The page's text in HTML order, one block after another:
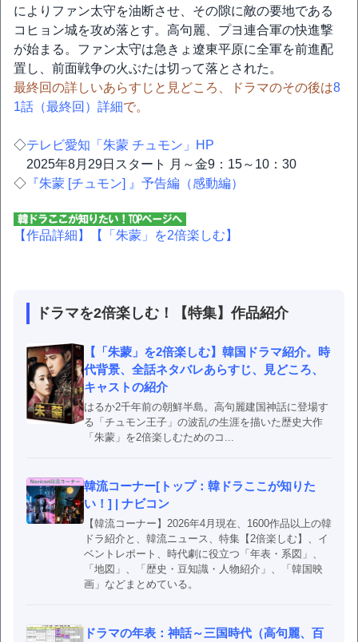
によりファン太守を油断させ、その隙に敵の要地である
コヒョン城を攻め落とす。高句麗、プヨ連合軍の快進撃
が始まる。ファン太守は急きょ遼東平原に全軍を前進配
置し、前面戦争の火ぶたは切って落とされた。
最終回の詳しいあらすじと見どころ、ドラマのその後は8
1話（最終回）詳細で。
◇テレビ愛知「朱蒙 チュモン」HP
2025年8月29日スタート 月～金9：15～10：30
◇ 『朱蒙 [チュモン] 』予告編（感動編）
【作品詳細】 【「朱蒙」を2倍楽しむ】
ドラマを2倍楽しむ！【特集】作品紹介
【「朱蒙」を2倍楽しむ】韓国ドラマ紹介。時
代背景、全話ネタバレあらすじ、見どころ、
キャストの紹介
はるか2千年前の朝鮮半島。高句麗建国神話に登場す
る「チュモン王子」の波乱の生涯を描いた歴史大作
「朱蒙」を2倍楽しむためのコ...
韓流コーナー[トップ：韓ドラここが知りた
い！] | ナビコン
【韓流コーナー】2026年4月現在、1600作品以上の韓
ドラ紹介と、韓流ニュース、特集【2倍楽しむ】、イ
ベントレポート、時代劇に役立つ「年表・系図」、
「地図」、「歴史・豆知識・人物紹介」、「韓国映
画」などまとめている。
ドラマの年表：神話～三国時代（高句麗、百